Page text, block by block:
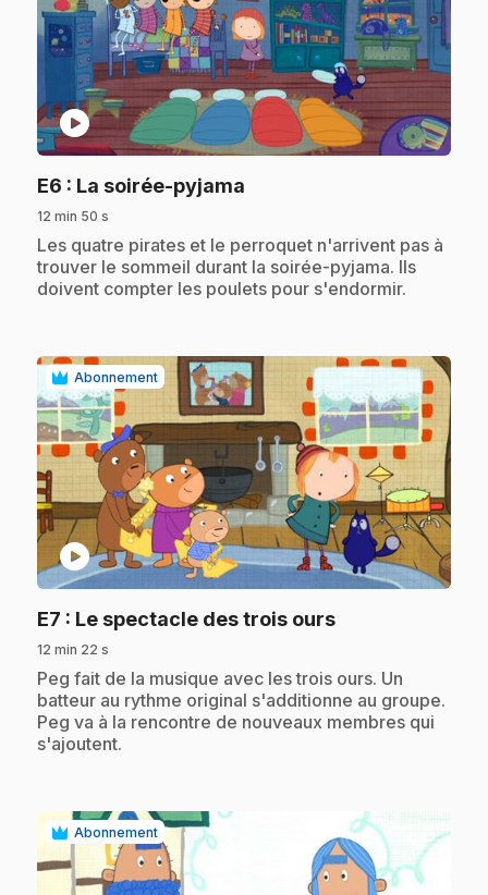
play_circle
E6 : La soirée-pyjama
12 min 50 s
.Les quatre pirates et le perroquet n'arrivent pas à
trouver le sommeil durant la soirée-pyjama. Ils
doivent compter les poulets pour s'endormir.
Abonnement
play_circle
E7 : Le spectacle des trois ours.
12 min 22 s
.Peg fait de la musique avec les trois ours. Un
batteur au rythme original s'additionne au groupe.
Peg va à la rencontre de nouveaux membres qui
s'ajoutent.
Abonnement